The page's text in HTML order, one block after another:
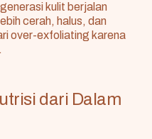
kulit berjalan
cerah, halus, dan
over-exfoliating karena
dari Dalam